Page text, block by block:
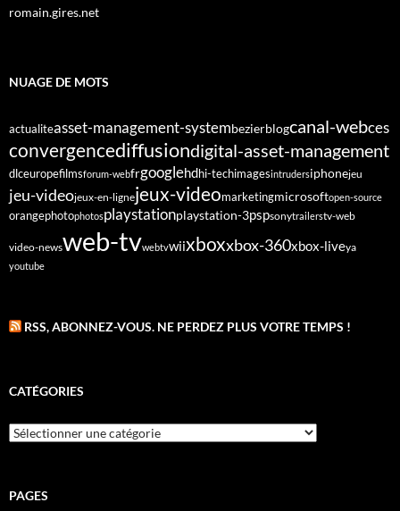
romain.gires.net
NUAGE DE MOTS
actualiteasset-management-systembezierblogcanal-webces
convergencediffusiondigital-asset-management
dlceuropefilmsforum-webfrgooglehdhi-techimagesintrudersiphonejeu
jeu-videojeux-en-lignejeux-videomarketingmicrosoftopen-source
orangephotophotosplaystationplaystation-3pspsonytrailerstv-web
video-newsweb-tvwebtvwiixboxxbox-360xbox-liveya
youtube
RSS, ABONNEZ-VOUS. NE PERDEZ PLUS VOTRE TEMPS !
CATÉGORIES
Catégories
PAGES